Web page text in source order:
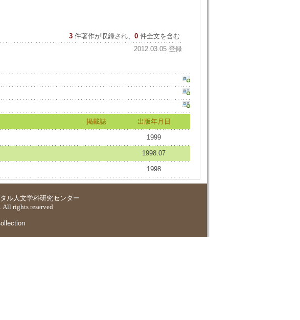
3 件著作が収録され、 0件全文を含む
2012.03.05 登録
掲載誌 出版年月日
1999
1998.07
1998
ル人文学科研究センター
rights reserved